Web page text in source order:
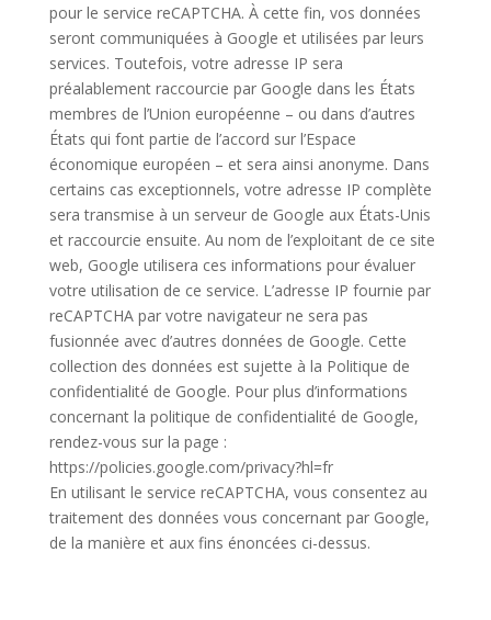
pour le service reCAPTCHA. À cette fin, vos données
seront communiquées à Google et utilisées par leurs
services. Toutefois, votre adresse IP sera
préalablement raccourcie par Google dans les États
membres de l’Union européenne – ou dans d’autres
États qui font partie de l’accord sur l’Espace
économique européen – et sera ainsi anonyme. Dans
certains cas exceptionnels, votre adresse IP complète
sera transmise à un serveur de Google aux États-Unis
et raccourcie ensuite. Au nom de l’exploitant de ce site
web, Google utilisera ces informations pour évaluer
votre utilisation de ce service. L’adresse IP fournie par
reCAPTCHA par votre navigateur ne sera pas
fusionnée avec d’autres données de Google. Cette
collection des données est sujette à la Politique de
confidentialité de Google. Pour plus d’informations
concernant la politique de confidentialité de Google,
rendez-vous sur la page :
https://policies.google.com/privacy?hl=fr
En utilisant le service reCAPTCHA, vous consentez au
traitement des données vous concernant par Google,
de la manière et aux fins énoncées ci-dessus.